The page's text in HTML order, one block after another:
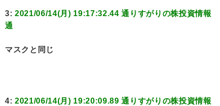
3: 2021/06/14(月) 19:17:32.44 通りすがりの株投資情報
通
マスクと同じ
4: 2021/06/14(月) 19:20:09.89 通りすがりの株投資情報